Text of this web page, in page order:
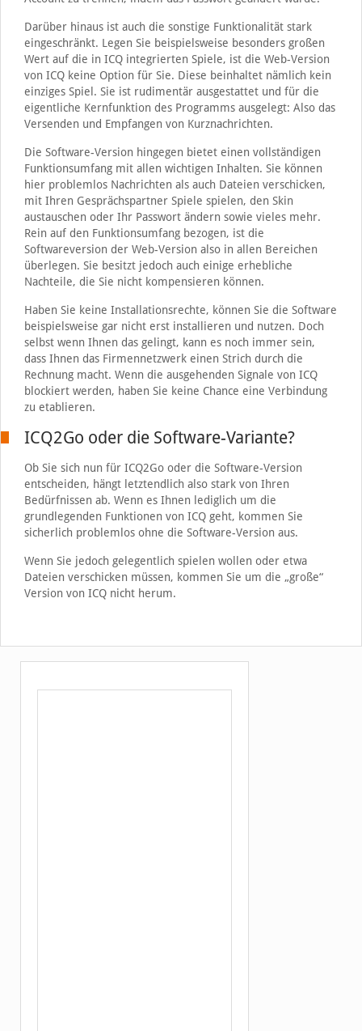
Darüber hinaus ist auch die sonstige Funktionalität stark
eingeschränkt. Legen Sie beispielsweise besonders großen
Wert auf die in ICQ integrierten Spiele, ist die Web-Version
von ICQ keine Option für Sie. Diese beinhaltet nämlich kein
einziges Spiel. Sie ist rudimentär ausgestattet und für die
eigentliche Kernfunktion des Programms ausgelegt: Also das
Versenden und Empfangen von Kurznachrichten.
Die Software-Version hingegen bietet einen vollständigen
Funktionsumfang mit allen wichtigen Inhalten. Sie können
hier problemlos Nachrichten als auch Dateien verschicken,
mit Ihren Gesprächspartner Spiele spielen, den Skin
austauschen oder Ihr Passwort ändern sowie vieles mehr.
Rein auf den Funktionsumfang bezogen, ist die
Softwareversion der Web-Version also in allen Bereichen
überlegen. Sie besitzt jedoch auch einige erhebliche
Nachteile, die Sie nicht kompensieren können.
Haben Sie keine Installationsrechte, können Sie die Software
beispielsweise gar nicht erst installieren und nutzen. Doch
selbst wenn Ihnen das gelingt, kann es noch immer sein,
dass Ihnen das Firmennetzwerk einen Strich durch die
Rechnung macht. Wenn die ausgehenden Signale von ICQ
blockiert werden, haben Sie keine Chance eine Verbindung
zu etablieren.
ICQ2Go oder die Software-Variante?
Ob Sie sich nun für ICQ2Go oder die Software-Version
entscheiden, hängt letztendlich also stark von Ihren
Bedürfnissen ab. Wenn es Ihnen lediglich um die
grundlegenden Funktionen von ICQ geht, kommen Sie
sicherlich problemlos ohne die Software-Version aus.
Wenn Sie jedoch gelegentlich spielen wollen oder etwa
Dateien verschicken müssen, kommen Sie um die „große“
Version von ICQ nicht herum.